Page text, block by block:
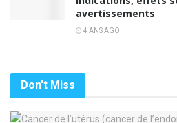
avertissements
4 ANS AGO
Don't Miss